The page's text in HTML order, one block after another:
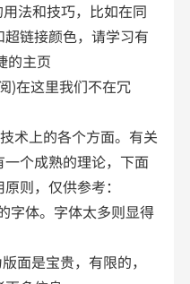
法和技巧，比如在同
链接颜色，请学习有
的主页
在这里我们不在冗
上的各个方面。有关
个成熟的理论，下面
则，仅供参考：
体。字体太多则显得
是宝贵，有限的，